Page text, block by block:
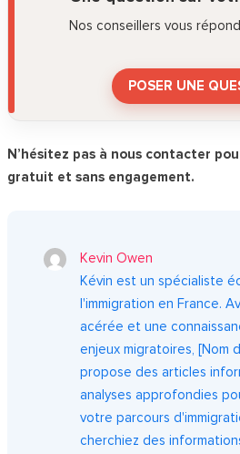
Nos conseillers vous
POSER UNE
N’hésitez pas à nous contacter
gratuit et sans engagement.
Kevin Owen
Kévin est un spécialiste
l'immigration en France.
acérée et une
enjeux migratoires, [Nom
propose des articles
analyses approfondies
votre parcours
cherchiez des